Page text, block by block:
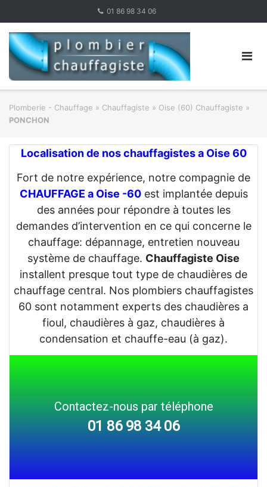
content
01 86 98 34 06
Plomberie - Chauffage » Chauffagiste » Oise (60) Chauffagiste »
PONCHON
Localisation de nos chauffagistes a Oise 60
Fort de notre expérience, notre compagnie de
CHAUFFAGE a Oise -60est implantée depuis
des années pour répondre à toutes les
demandes d’intervention en ce qui concerne le
chauffage: dépannage, entretien nouveau
système de chauffage. Chauffagiste Oise
installent presque tout type de chaudières de
chauffage central. Nos plombiers chauffagistes
60 sont notamment experts des chaudières a
fioul, chaudières à gaz, chaudières à
condensation et chauffe-eau (à gaz).
Contactez-nous par téléphone
01 86 98 34 06